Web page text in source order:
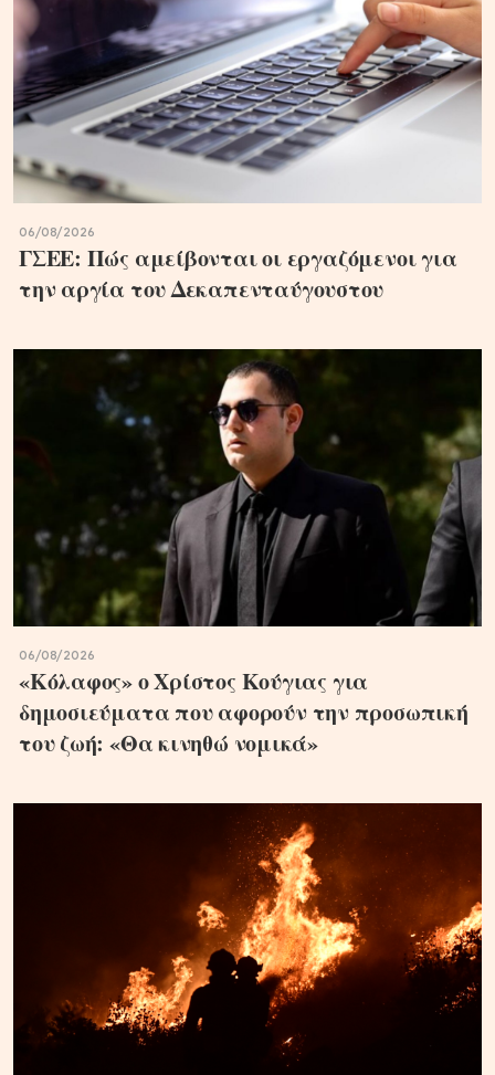
06/08/2026
ΓΣΕΕ: Πώς αμείβονται οι εργαζόμενοι για
την αργία του Δεκαπενταύγουστου
06/08/2026
«Κόλαφος» ο Χρίστος Κούγιας για
δημοσιεύματα που αφορούν την προσωπική
του ζωή: «Θα κινηθώ νομικά»